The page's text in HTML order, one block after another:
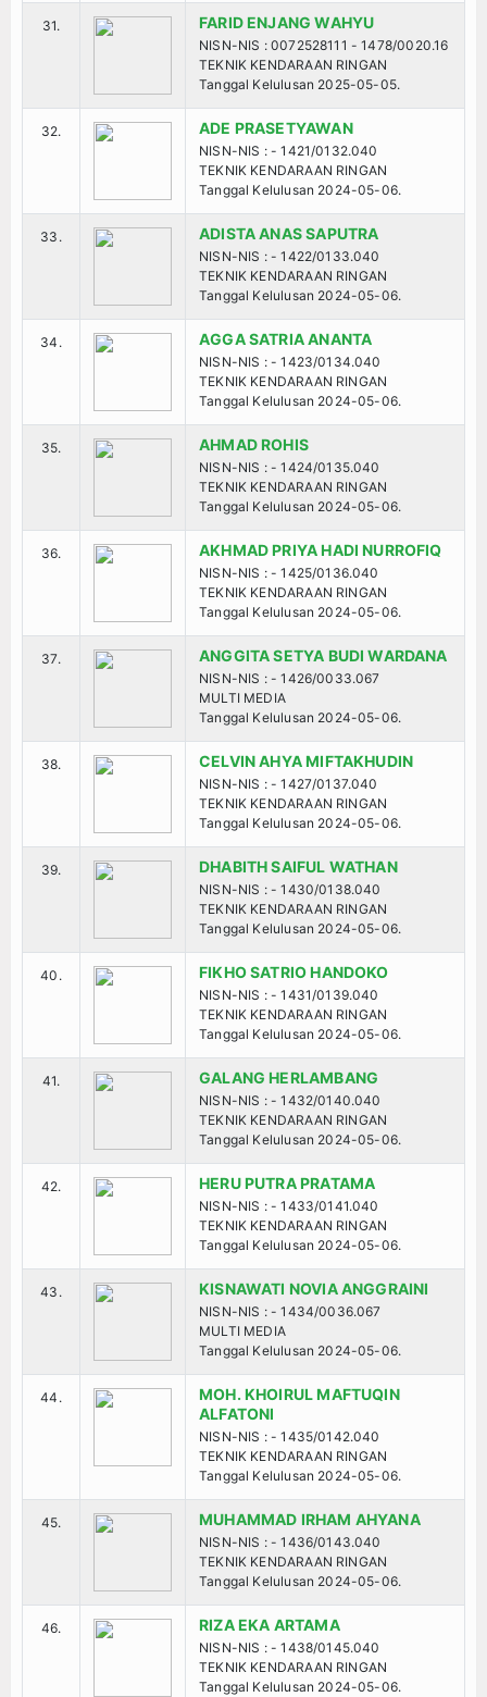
31. FARID ENJANG WAHYU
NISN-NIS : 0072528111 - 1478/0020.16
TEKNIK KENDARAAN RINGAN
Tanggal Kelulusan 2025-05-05.
32. ADE PRASETYAWAN
NISN-NIS : - 1421/0132.040
TEKNIK KENDARAAN RINGAN
Tanggal Kelulusan 2024-05-06.
33. ADISTA ANAS SAPUTRA
NISN-NIS : - 1422/0133.040
TEKNIK KENDARAAN RINGAN
Tanggal Kelulusan 2024-05-06.
34. AGGA SATRIA ANANTA
NISN-NIS : - 1423/0134.040
TEKNIK KENDARAAN RINGAN
Tanggal Kelulusan 2024-05-06.
35. AHMAD ROHIS
NISN-NIS : - 1424/0135.040
TEKNIK KENDARAAN RINGAN
Tanggal Kelulusan 2024-05-06.
36. AKHMAD PRIYA HADI NURROFIQ
NISN-NIS : - 1425/0136.040
TEKNIK KENDARAAN RINGAN
Tanggal Kelulusan 2024-05-06.
37. ANGGITA SETYA BUDI WARDANA
NISN-NIS : - 1426/0033.067
MULTI MEDIA
Tanggal Kelulusan 2024-05-06.
38. CELVIN AHYA MIFTAKHUDIN
NISN-NIS : - 1427/0137.040
TEKNIK KENDARAAN RINGAN
Tanggal Kelulusan 2024-05-06.
39. DHABITH SAIFUL WATHAN
NISN-NIS : - 1430/0138.040
TEKNIK KENDARAAN RINGAN
Tanggal Kelulusan 2024-05-06.
40. FIKHO SATRIO HANDOKO
NISN-NIS : - 1431/0139.040
TEKNIK KENDARAAN RINGAN
Tanggal Kelulusan 2024-05-06.
41. GALANG HERLAMBANG
NISN-NIS : - 1432/0140.040
TEKNIK KENDARAAN RINGAN
Tanggal Kelulusan 2024-05-06.
42. HERU PUTRA PRATAMA
NISN-NIS : - 1433/0141.040
TEKNIK KENDARAAN RINGAN
Tanggal Kelulusan 2024-05-06.
43. KISNAWATI NOVIA ANGGRAINI
NISN-NIS : - 1434/0036.067
MULTI MEDIA
Tanggal Kelulusan 2024-05-06.
44.
MOH. KHOIRUL MAFTUQIN
ALFATONI
NISN-NIS : - 1435/0142.040
TEKNIK KENDARAAN RINGAN
Tanggal Kelulusan 2024-05-06.
45. MUHAMMAD IRHAM AHYANA
NISN-NIS : - 1436/0143.040
TEKNIK KENDARAAN RINGAN
Tanggal Kelulusan 2024-05-06.
46. RIZA EKA ARTAMA
NISN-NIS : - 1438/0145.040
TEKNIK KENDARAAN RINGAN
Tanggal Kelulusan 2024-05-06.